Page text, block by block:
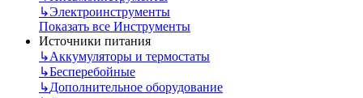
↳Электроинструменты
Показать все Инструменты
Источники питания
↳Аккумуляторы и термостаты
↳Бесперебойные
↳Дополнительное оборудование